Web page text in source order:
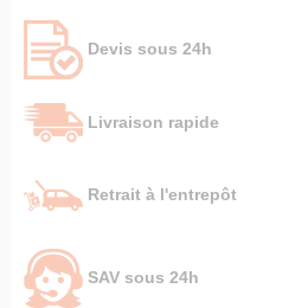
Devis sous 24h
Livraison rapide
Retrait à l'entrepôt
SAV sous 24h